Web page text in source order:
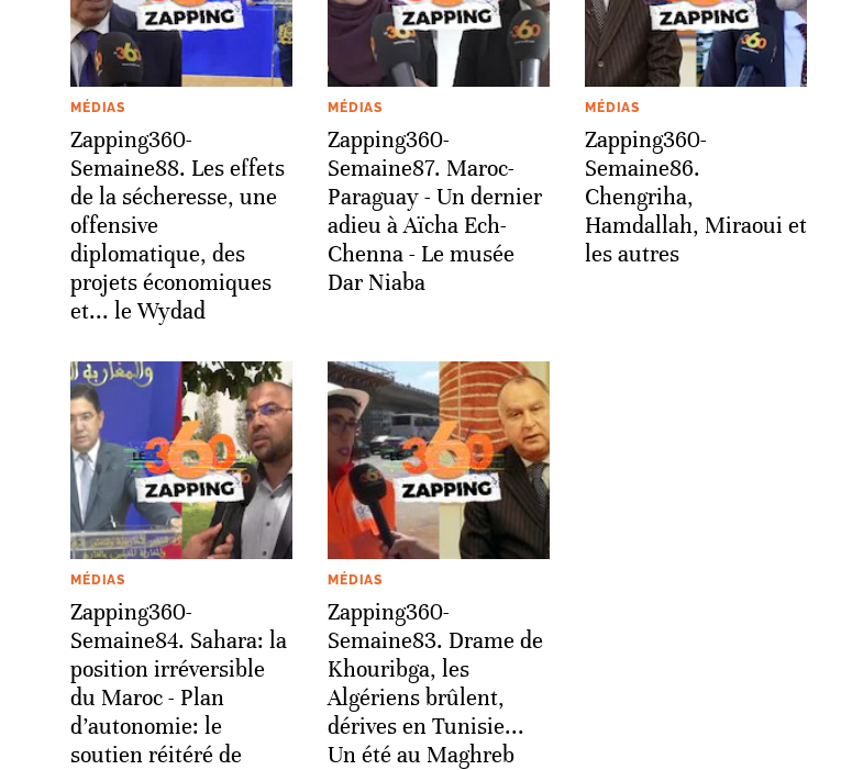
MÉDIAS
Zapping360-
Semaine88. Les effets
de la sécheresse, une
offensive
diplomatique, des
projets économiques
et... le Wydad
MÉDIAS
Zapping360-
Semaine87. Maroc-
Paraguay - Un dernier
adieu à Aïcha Ech-
Chenna - Le musée
Dar Niaba
MÉDIAS
Zapping360-
Semaine86.
Chengriha,
Hamdallah, Miraoui et
les autres
MÉDIAS
Zapping360-
Semaine84. Sahara: la
position irréversible
du Maroc - Plan
d’autonomie: le
soutien réitéré de
MÉDIAS
Zapping360-
Semaine83. Drame de
Khouribga, les
Algériens brûlent,
dérives en Tunisie...
Un été au Maghreb